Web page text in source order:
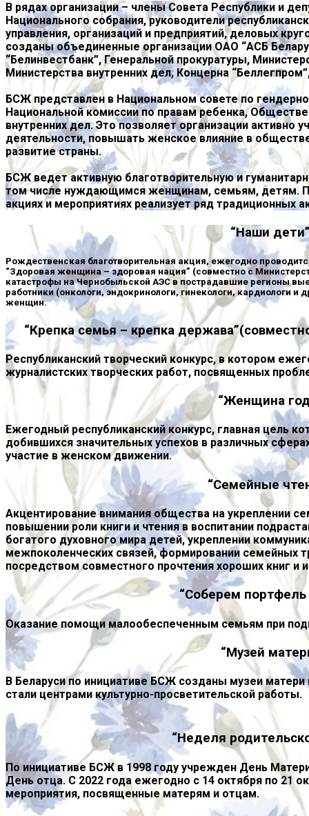
В рядах организации – члены Совета Республики и
Национального собрания, руководители
управления, организаций и предприятий, деловых
созданы объединенные организации ОАО “АСБ
“Белинвестбанк”, Генеральной прокуратуры,
Министерства внутренних дел, Концерна
БСЖ представлен в Национальном совете по
Национальной комиссии по правам ребенка,
внутренних дел. Это позволяет организации активно
деятельности, повышать женское влияние в
развитие страны.
БСЖ ведет активную благотворительную и
том числе нуждающимся женщинам, семьям, детям.
акциях и мероприятиях реализует ряд традиционных
“Наши
Рождественская благотворительная акция, ежегодно
“Здоровая женщина – здоровая нация” (совместно с
катастрофы на Чернобыльской АЭС в пострадавшие регионы
работники (онкологи, эндокринологи, гинекологи, кардиологи и
женщин.
“Крепка семья – крепка
Республиканский творческий конкурс, в котором
журналистских творческих работ, посвященных
“Женщина
Ежегодный республиканский конкурс, главная цель
добившихся значительных успехов в различных
участие в женском движении.
“Семейные
Акцентирование внимания общества на укреплении
повышении роли книги и чтения в воспитании
богатого духовного мира детей, укреплении
межпоколенческих связей, формировании семейных
посредством совместного прочтения хороших книг и
“Соберем портфель
Оказание помощи малообеспеченным семьям при
“Музей
В Беларуси по инициативе БСЖ созданы музеи
стали центрами культурно-просветительской работы.
“Неделя
По инициативе БСЖ в 1998 году учрежден День
День отца. С 2022 года ежегодно с 14 октября по 21
мероприятия, посвященные матерям и отцам.